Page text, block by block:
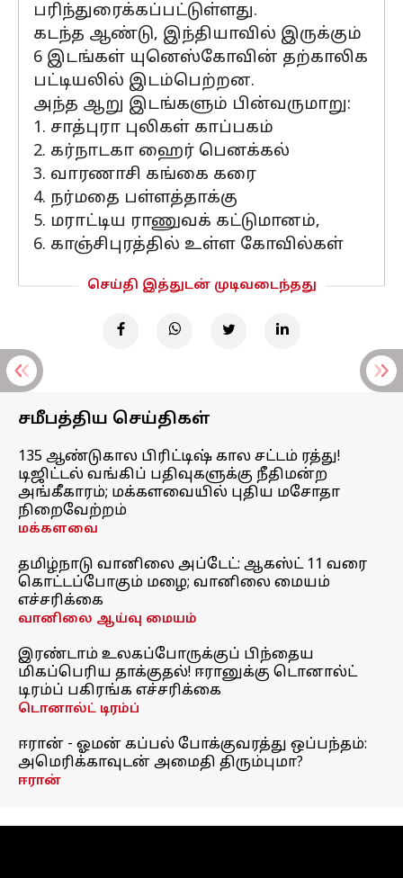
பரிந்துரைக்கப்பட்டுள்ளது.
கடந்த ஆண்டு, இந்தியாவில் இருக்கும்
6 இடங்கள் யுனெஸ்கோவின் தற்காலிக
பட்டியலில் இடம்பெற்றன.
அந்த ஆறு இடங்களும் பின்வருமாறு:
1. சாத்புரா புலிகள் காப்பகம்
2. கர்நாடகா ஹைர் பெனக்கல்
3. வாரணாசி கங்கை கரை
4. நர்மதை பள்ளத்தாக்கு
5. மராட்டிய ராணுவக் கட்டுமானம்,
6. காஞ்சிபுரத்தில் உள்ள கோவில்கள்
செய்தி இத்துடன் முடிவடைந்தது
சமீபத்திய செய்திகள்
135 ஆண்டுகால பிரிட்டிஷ் கால சட்டம் ரத்து!
டிஜிட்டல் வங்கிப் பதிவுகளுக்கு நீதிமன்ற
அங்கீகாரம்; மக்களவையில் புதிய மசோதா
நிறைவேற்றம்
மக்களவை
தமிழ்நாடு வானிலை அப்டேட்: ஆகஸ்ட் 11 வரை
கொட்டப்போகும் மழை; வானிலை மையம்
எச்சரிக்கை
வானிலை ஆய்வு மையம்
இரண்டாம் உலகப்போருக்குப் பிந்தைய
மிகப்பெரிய தாக்குதல்! ஈரானுக்கு டொனால்ட்
டிரம்ப் பகிரங்க எச்சரிக்கை
டொனால்ட் டிரம்ப்
ஈரான் - ஓமன் கப்பல் போக்குவரத்து ஒப்பந்தம்:
அமெரிக்காவுடன் அமைதி திரும்புமா?
ஈரான்